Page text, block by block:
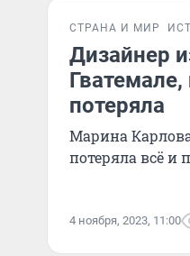
СТРАНА И МИР
Дизайнер
потеряла
Марина
потеряла всё и
4 ноября, 2023, 11:00